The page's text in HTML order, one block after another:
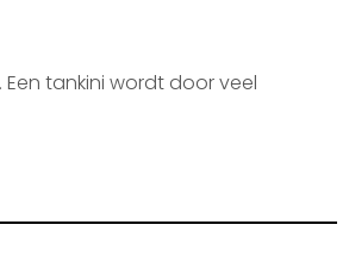
tankini wordt door veel